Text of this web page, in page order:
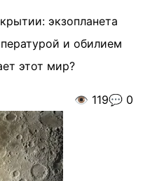
экзопланета
и обилием
этот мир?
👁️ 119💬 0